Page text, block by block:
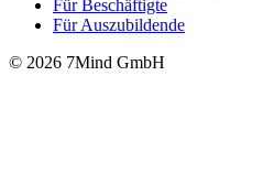
Für Beschäftigte
Für Auszubildende
© 2026 7Mind GmbH